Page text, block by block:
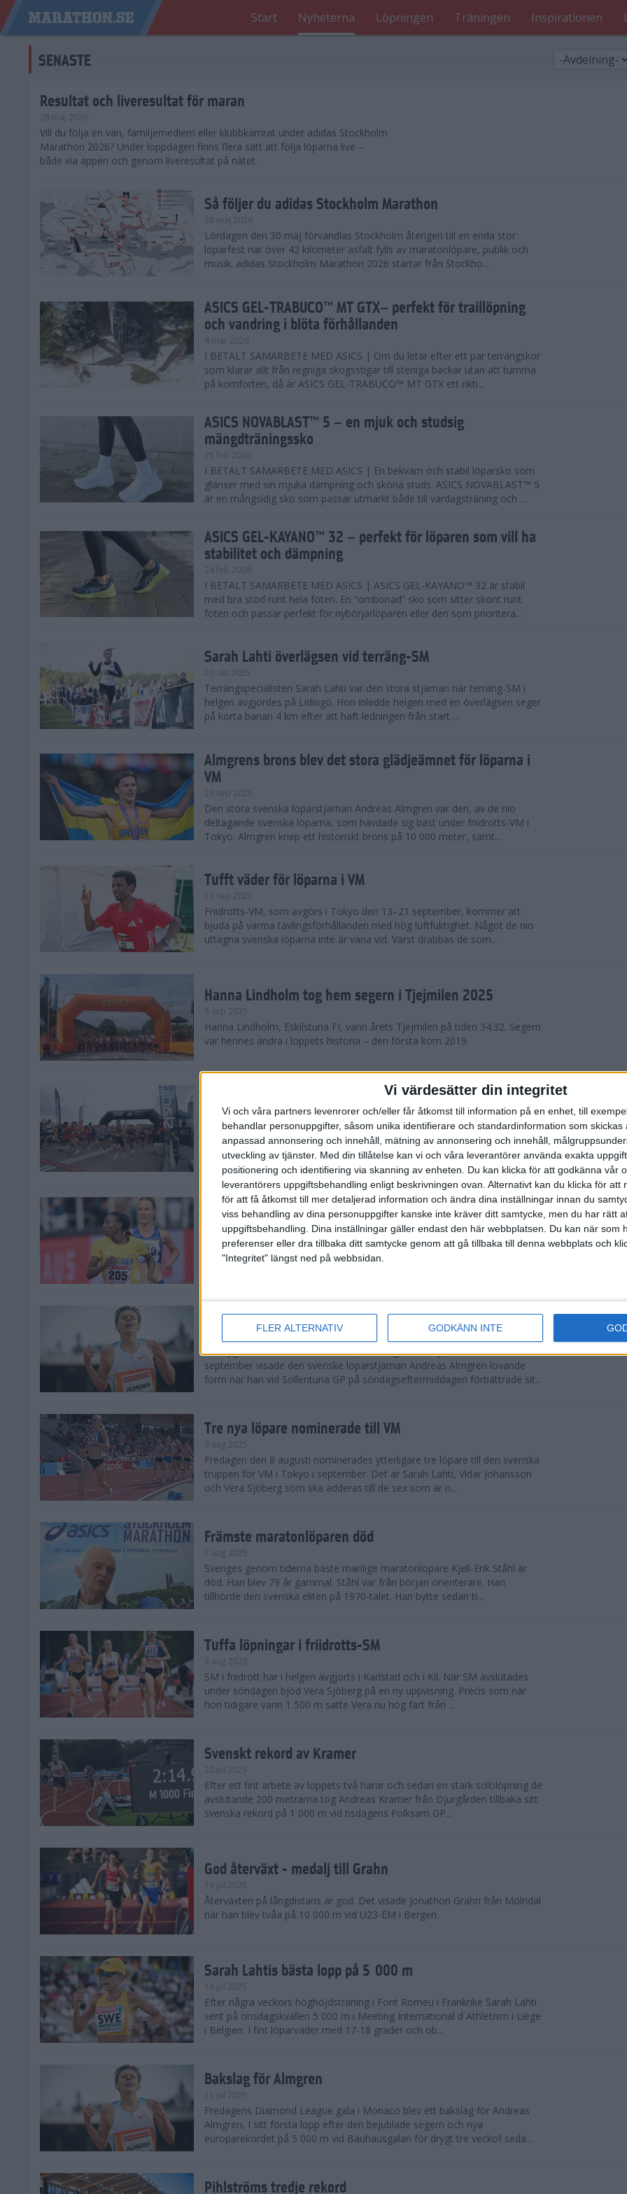
Vi värdesätter din integritet
Vi och våra partners levenrorer och/eller får åtkomst till information på en enhet, till
behandlar personuppgifter, såsom unika identifierare och standardinformation som skickas
anpassad annonsering och innehåll, mätning av annonsering och innehåll,
utveckling av tjänster. Med din tillåtelse kan vi och våra leverantörer använda exakta
positionering och identifiering via skanning av enheten. Du kan klicka för att godkänna vår
leverantörers uppgiftsbehandling enligt beskrivningen ovan. Alternativt kan du klicka för att
för att få åtkomst till mer detaljerad information och ändra dina inställningar innan du
viss behandling av dina personuppgifter kanske inte kräver ditt samtycke, men du har rätt
uppgiftsbehandling. Dina inställningar gäller endast den här webbplatsen. Du kan när som
preferenser eller dra tillbaka ditt samtycke genom att gå tillbaka till denna webbplats och
"Integritet" längst ned på webbsidan.
FLER ALTERNATIV GODKÄNN INTE
Start Nyheterna Löpningen Träningen Inspirationen
SENASTE
Resultat och liveresultat för maran
28 maj 2026
​Vill du följa en vän, familjemedlem eller klubbkamrat under adidas Stockholm
Marathon 2026? Under loppdagen finns flera sätt att följa löparna live –
både via appen och genom liveresultat på nätet.
Så följer du adidas Stockholm Marathon
28 maj 2026
Lördagen den 30 maj förvandlas Stockholm återigen till en enda stor
löparfest när över 42 kilometer asfalt fylls av maratonlöpare, publik och
musik. adidas Stockholm Marathon 2026 startar från Stockho...
ASICS GEL-TRABUCO™ MT GTX– perfekt för traillöpning
och vandring i blöta förhållanden
4 mar 2026
I BETALT SAMARBETE MED ASICS | Om du letar efter ett par terrängskor
som klarar allt från regniga skogsstigar till steniga backar utan att tumma
på komforten, då är ASICS GEL-TRABUCO™ MT GTX ett rikti...
ASICS NOVABLAST™ 5 – en mjuk och studsig
mängdträningssko
25 feb 2026
I BETALT SAMARBETE MED ASICS | En bekväm och stabil löparsko som
glänser med sin mjuka dämpning och sköna studs. ASICS NOVABLAST™ 5
är en mångsidig sko som passar utmärkt både till vardagsträning och ...
ASICS GEL-KAYANO™ 32 – perfekt för löparen som vill ha
stabilitet och dämpning
24 feb 2026
I BETALT SAMARBETE MED ASICS | ASICS GEL-KAYANO™ 32 är stabil
med bra stöd runt hela foten. En ”ombonad” sko som sitter skönt runt
foten och passar perfekt för nybörjarlöparen eller den som prioritera...
Sarah Lahti överlägsen vid terräng-SM
20 okt 2025
Terrängspecialisten Sarah Lahti var den stora stjärnan när terräng-SM i
helgen avgjordes på Lidingö. Hon inledde helgen med en överlägsen seger
på korta banan 4 km efter att haft ledningen från start ...
Almgrens brons blev det stora glädjeämnet för löparna i
VM
23 sep 2025
Den stora svenska löparstjärnan Andreas Almgren var den, av de nio
deltagande svenska löparna, som hävdade sig bäst under friidrotts-VM i
Tokyo. Almgren knep ett historiskt brons på 10 000 meter, samt...
Tufft väder för löparna i VM
11 sep 2025
Friidrotts-VM, som avgörs i Tokyo den 13–21 september, kommer att
bjuda på varma tävlingsförhållanden med hög luftfuktighet. Något de nio
uttagna svenska löparna inte är vana vid. Värst drabbas de som...
Hanna Lindholm tog hem segern i Tjejmilen 2025
6 sep 2025
Hanna Lindholm, Eskilstuna FI, vann årets Tjejmilen på tiden 34:32. Segern
var hennes andra i loppets historia – den första kom 2019.
Snabbaste segertiden på 12 år i rekordstort adidas
Stockholm Halvmaraton
30 aug 2025
Ett slutsålt och rekordstort adidas Stockholm Halvmaraton avgjordes i
nästintill perfekt löparväder. 18 grader, mulet och väldigt lite vind. Totalt
var 19,866 löpare anmälda, varav 15,807 kom till sta...
Löparna viktiga när Sverige vann Finnkampen
26 aug 2025
Den hundrade upplagan av Finnkampen, världens äldsta och största
landskamp i friidrott, avgjordes inför fullsatta läktare på Stockholms
Svenskt rekord när Almgren testade VM-formen
En dryg månad före friidrotts-VM, som avgörs i Tokyo den 13-21
september visade den svenske löparstjärnan Andreas Almgren lovande
form när han vid Sollentuna GP på söndagseftermiddagen förbättrade sit...
Tre nya löpare nominerade till VM
8 aug 2025
Fredagen den 8 augusti nominerades ytterligare tre löpare till den svenska
truppen för VM i Tokyo i september. Det är Sarah Lahti, Vidar Johansson
och Vera Sjöberg som ska adderas till de sex som är n...
Främste maratonlöparen död
7 aug 2025
Sveriges genom tiderna bäste manlige maratonlöpare Kjell-Erik Ståhl är
död. Han blev 79 år gammal. Ståhl var från början orienterare. Han
tillhörde den svenska eliten på 1970-talet. Han bytte sedan ti...
Tuffa löpningar i friidrotts-SM
3 aug 2025
SM i friidrott har i helgen avgjorts i Karlstad och i Kil. När SM avslutades
under söndagen bjöd Vera Sjöberg på en ny uppvisning. Precis som när
hon tidigare vann 1 500 m satte Vera nu hög fart från ...
Svenskt rekord av Kramer
22 jul 2025
Efter ett fint arbete av loppets två harar och sedan en stark sololöpning de
avslutande 200 metrarna tog Andreas Kramer från Djurgården tillbaka sitt
svenska rekord på 1 000 m vid tisdagens Folksam GP...
God återväxt - medalj till Grahn
18 jul 2025
Återväxten på långdistans är god. Det visade Jonathon Grahn från Mölndal
när han blev tvåa på 10 000 m vid U23-EM i Bergen.
Sarah Lahtis bästa lopp på 5 000 m
16 jul 2025
Efter några veckors höghöjdsträning i Font Romeu i Frankrike Sarah Lahti
sent på onsdagskvällen 5 000 m i Meeting International d´Athletism i Liège
i Belgien. I fint löparväder med 17-18 grader och ob...
Bakslag för Almgren
11 jul 2025
Fredagens Diamond League gala i Monaco blev ett bakslag för Andreas
Almgren, I sitt första lopp efter den bejublade segern och nya
europarekordet på 5 000 m vid Bauhausgalan för drygt tre veckof seda...
Pihlströms tredje rekord